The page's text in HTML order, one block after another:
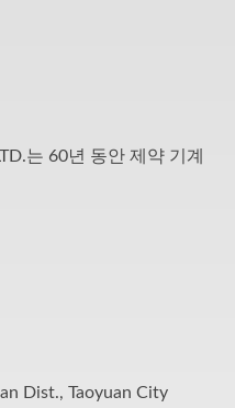
는 60년 동안 제약 기계
Dist., Taoyuan City